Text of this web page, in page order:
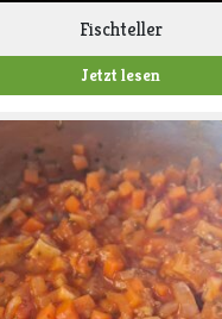
Fischteller
Jetzt lesen